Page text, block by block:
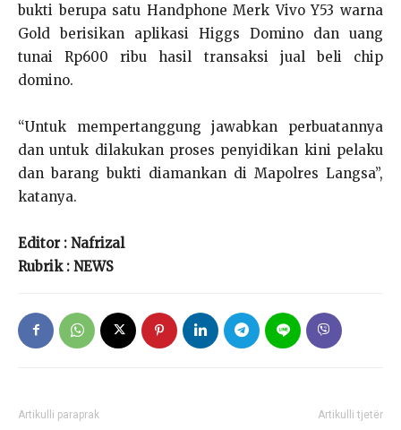
bukti berupa satu Handphone Merk Vivo Y53 warna
Gold berisikan aplikasi Higgs Domino dan uang
tunai Rp600 ribu hasil transaksi jual beli chip
domino.
“Untuk mempertanggung jawabkan perbuatannya
dan untuk dilakukan proses penyidikan kini pelaku
dan barang bukti diamankan di Mapolres Langsa”,
katanya.
Editor : Nafrizal
Rubrik : NEWS
Artikulli paraprak Artikulli tjetër